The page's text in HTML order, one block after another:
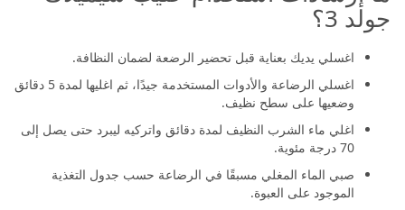
جولد 3؟
اغسلي يديك بعناية قبل تحضير الرضعة لضمان النظافة.
اغسلي الرضاعة والأدوات المستخدمة جيدًا، ثم اغليها لمدة 5 دقائق
وضعيها على سطح نظيف.
اغلي ماء الشرب النظيف لمدة دقائق واتركيه ليبرد حتى يصل إلى
70 درجة مئوية.
صبي الماء المغلي مسبقًا في الرضاعة حسب جدول التغذية
الموجود على العبوة.